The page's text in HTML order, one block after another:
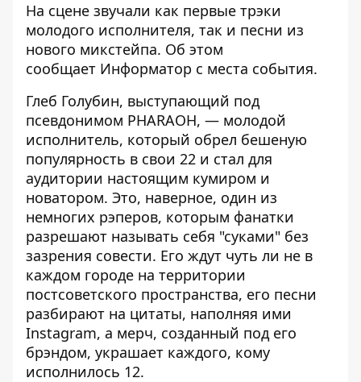
На сцене звучали как первые трэки
молодого исполнителя, так и песни из
нового микстейпа. Об этом
сообщает Информатор с места события.
Глеб Голубин, выступающий под
псевдонимом PHARAOH, — молодой
исполнитель, который обрел бешеную
популярность в свои 22 и стал для
аудитории настоящим кумиром и
новатором. Это, наверное, один из
немногих рэперов, которым фанатки
разрешают называть себя "суками" без
зазрения совести. Его ждут чуть ли не в
каждом городе на территории
постсоветского пространства, его песни
разбирают на цитаты, наполняя ими
Instagram, а мерч, созданный под его
брэндом, украшает каждого, кому
исполнилось 12.